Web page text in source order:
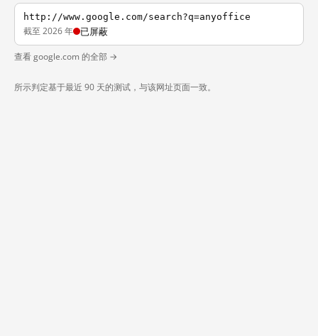
http://www.google.com/search?q=anyoffice
截至 2026 年 已屏蔽
查看 google.com 的全部 →
所示判定基于最近 90 天的测试，与该网址页面一致。